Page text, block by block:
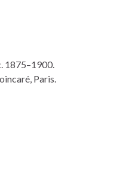
1875–1900.
Paris.